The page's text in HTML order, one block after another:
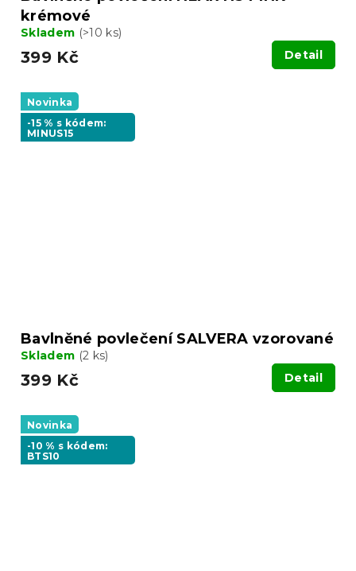
krémové
Skladem (>10 ks)
399 Kč Detail
Novinka
-15 % s kódem:
MINUS15
Bavlněné povlečení SALVERA vzorované
Skladem (2 ks)
399 Kč Detail
Novinka
-10 % s kódem:
BTS10